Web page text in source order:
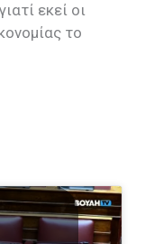
εκεί οι
το